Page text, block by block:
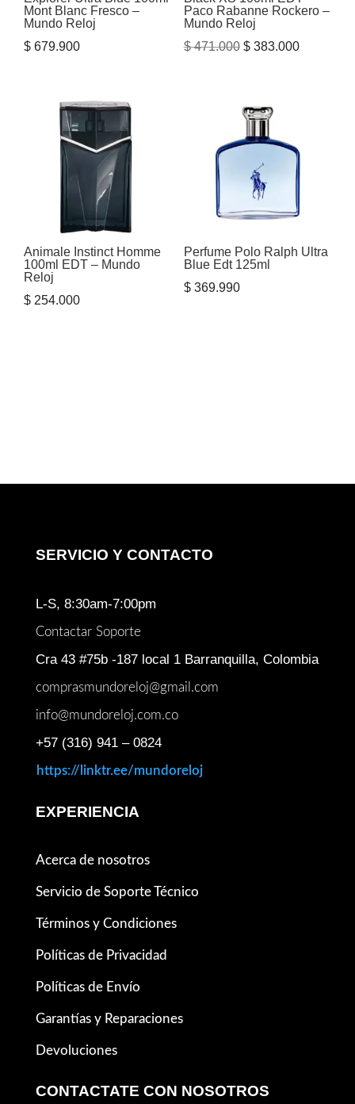
Mont Blanc Fresco –
Mundo Reloj
$ 679.900
Paco Rabanne Rockero –
Mundo Reloj
$471.000 El
era:
$ 471.000.
$383.000El
Animale Instinct Homme
100ml EDT – Mundo
Reloj
$ 254.000
Perfume Polo Ralph Ultra
Blue Edt 125ml
$369.990
SERVICIO Y CONTACTO
L-S, 8:30am-7:00pm
Contactar Soporte
Cra 43 #75b -187 local 1 Barranquilla, Colombia
comprasmundoreloj@gmail.com
info@mundoreloj.com.co
+57 (316) 941 – 0824
https://linktr.ee/mundoreloj
EXPERIENCIA
Acerca de nosotros
Servicio de Soporte Técnico
Términos y Condiciones
Políticas de Privacidad
Políticas de Envío
Garantías y Reparaciones
Devoluciones
CONTACTATE CON NOSOTROS